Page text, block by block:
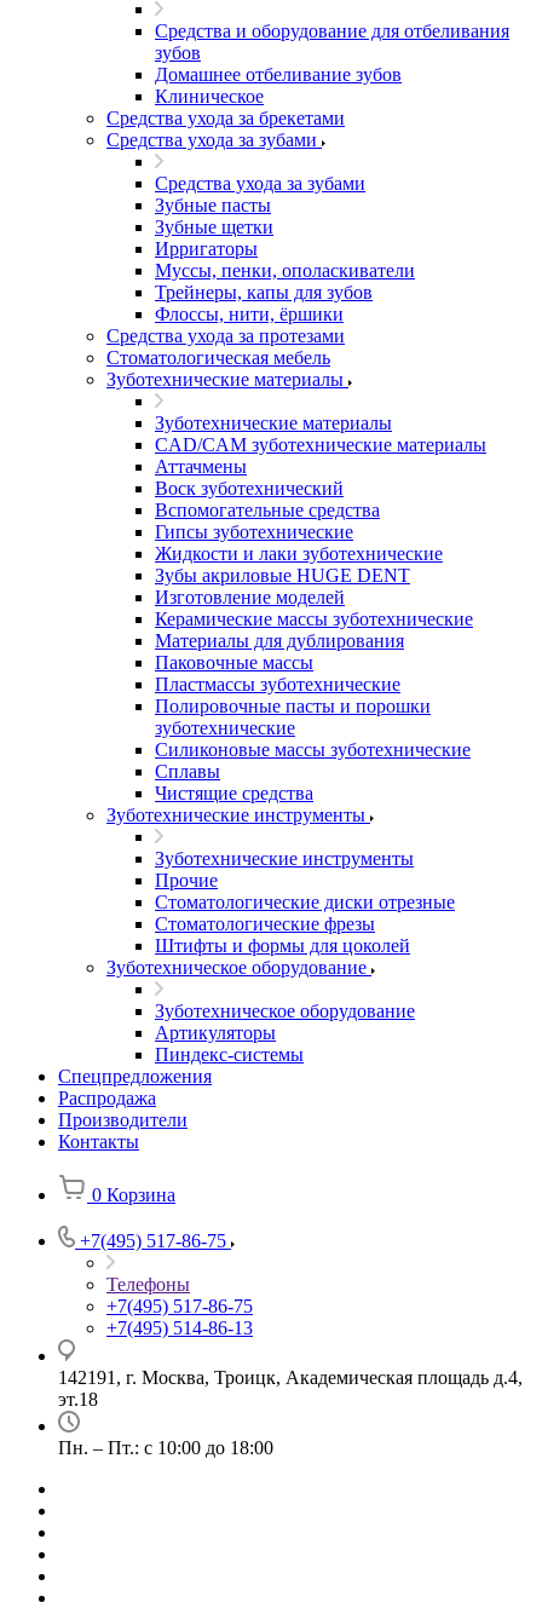
Средства и оборудование для отбеливания
зубов
Домашнее отбеливание зубов
Клиническое
Средства ухода за брекетами
Средства ухода за зубами
Средства ухода за зубами
Зубные пасты
Зубные щетки
Ирригаторы
Муссы, пенки, ополаскиватели
Трейнеры, капы для зубов
Флоссы, нити, ёршики
Средства ухода за протезами
Стоматологическая мебель
Зуботехнические материалы
Зуботехнические материалы
CAD/CAM зуботехнические материалы
Аттачмены
Воск зуботехнический
Вспомогательные средства
Гипсы зуботехнические
Жидкости и лаки зуботехнические
Зубы акриловые HUGE DENT
Изготовление моделей
Керамические массы зуботехнические
Материалы для дублирования
Паковочные массы
Пластмассы зуботехнические
Полировочные пасты и порошки
зуботехнические
Силиконовые массы зуботехнические
Сплавы
Чистящие средства
Зуботехнические инструменты
Зуботехнические инструменты
Прочие
Стоматологические диски отрезные
Стоматологические фрезы
Штифты и формы для цоколей
Зуботехническое оборудование
Зуботехническое оборудование
Артикуляторы
Пиндекс-системы
Спецпредложения
Распродажа
Производители
Контакты
0 Корзина
+7(495) 517-86-75
Телефоны
+7(495) 517-86-75
+7(495) 514-86-13
142191, г. Москва, Троицк, Академическая площадь д.4,
эт.18
Пн. – Пт.: с 10:00 до 18:00